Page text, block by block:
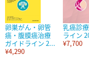
卵巣がん・卵管
癌・腹膜癌治療
ガイドライン 2...
¥4,290
乳癌診
ライン
¥7,700